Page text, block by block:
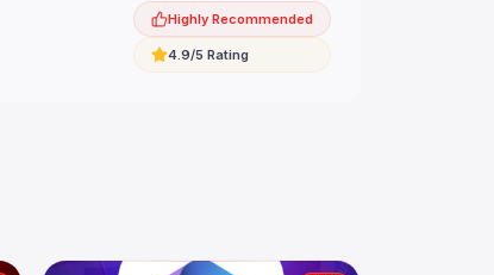
Highly Recommended
4.9/5 Rating